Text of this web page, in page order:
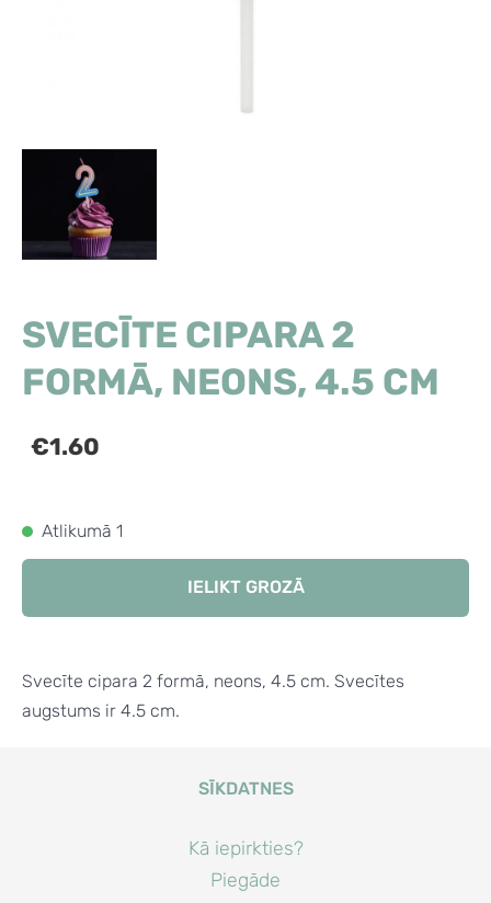
SVECĪTE CIPARA 2
FORMĀ, NEONS, 4.5 CM
€1.60
Atlikumā 1
IELIKT GROZĀ
Svecīte cipara 2 formā, neons, 4.5 cm. Svecītes
augstums ir 4.5 cm.
SĪKDATNES
Kā iepirkties?
Piegāde